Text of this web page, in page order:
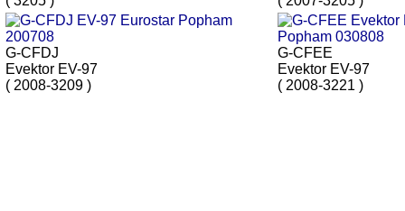
G-CFDJ
Evektor EV-97
( 2008-3209 )
G-CFEE
Evektor EV-97
( 2008-3221 )